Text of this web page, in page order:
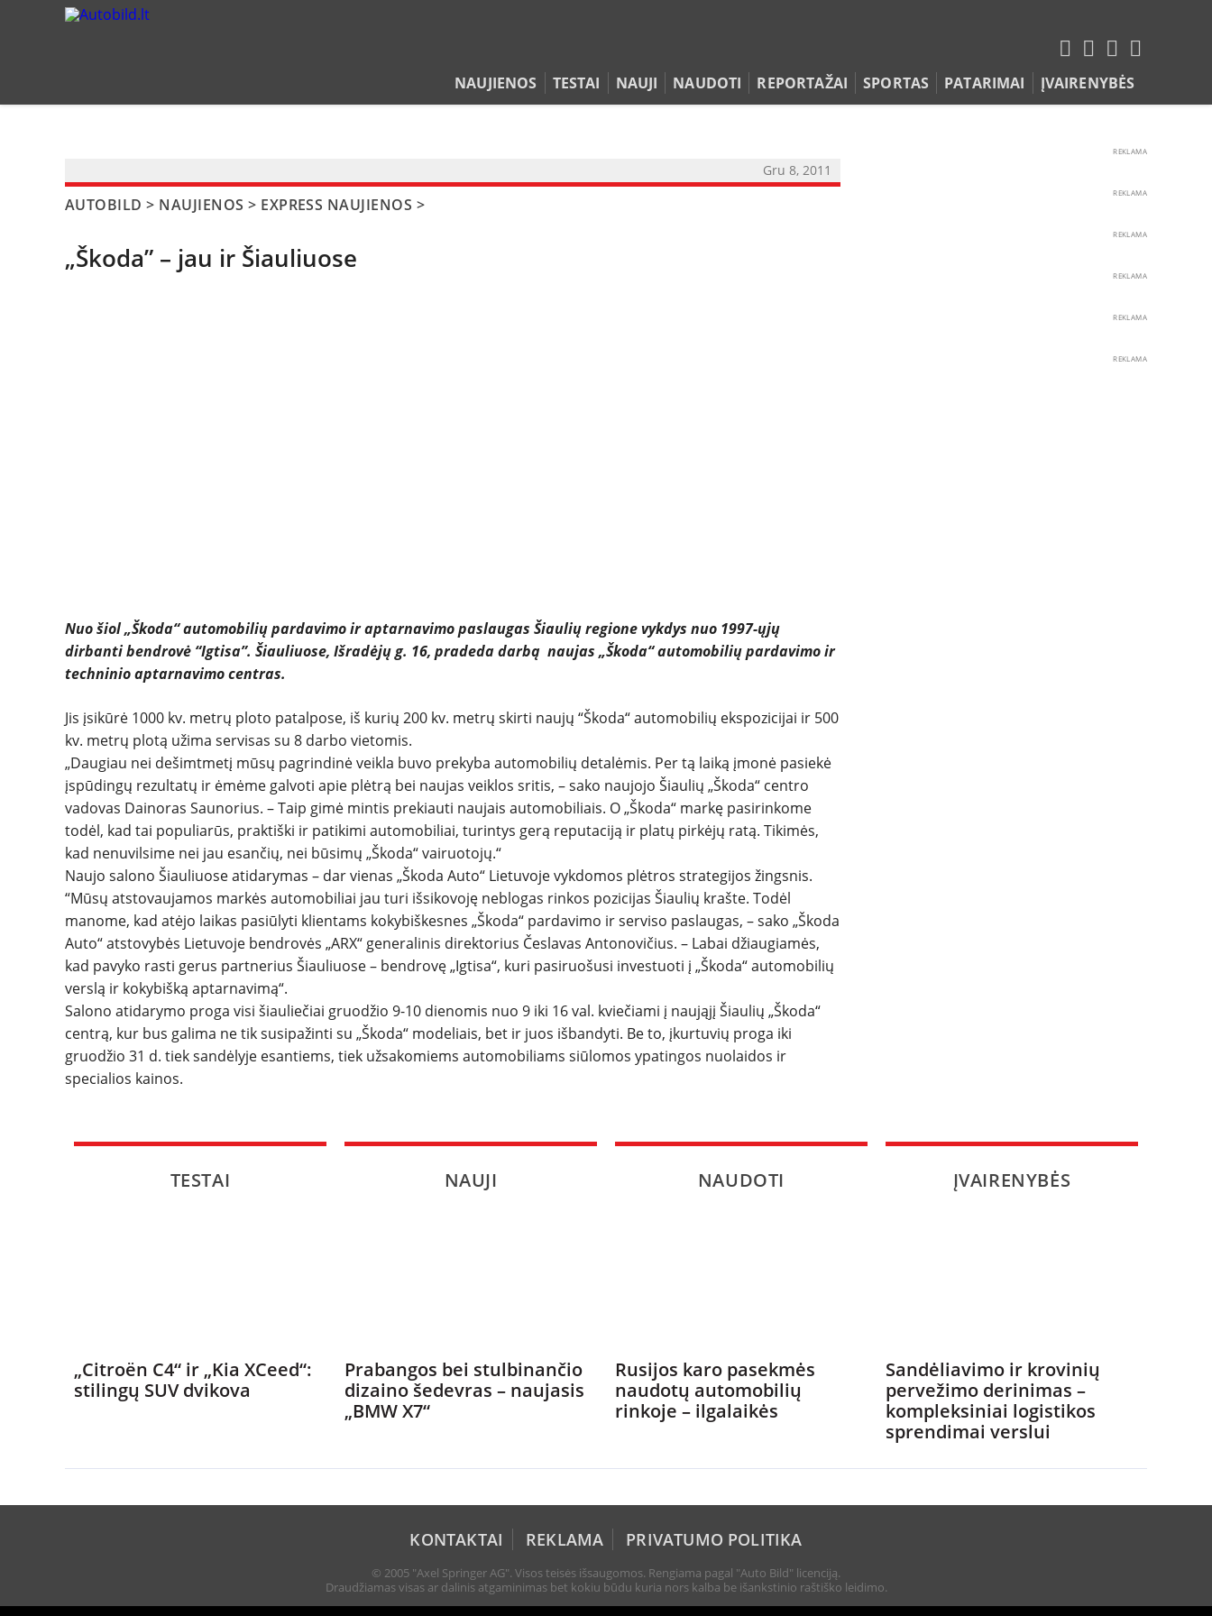
NAUJIENOS TESTAI NAUJI NAUDOTI REPORTAŽAI SPORTAS PATARIMAI ĮVAIRENYBĖS
Gru 8, 2011
AUTOBILD > NAUJIENOS > EXPRESS NAUJIENOS >
„Škoda” – jau ir Šiauliuose
Nuo šiol „Škoda“ automobilių pardavimo ir aptarnavimo paslaugas Šiaulių regione vykdys nuo 1997-ųjų
dirbanti bendrovė “Igtisa”. Šiauliuose, Išradėjų g. 16, pradeda darbą naujas „Škoda“ automobilių pardavimo ir
techninio aptarnavimo centras.
Jis įsikūrė 1000 kv. metrų ploto patalpose, iš kurių 200 kv. metrų skirti naujų “Škoda“ automobilių ekspozicijai ir 500
kv. metrų plotą užima servisas su 8 darbo vietomis.
„Daugiau nei dešimtmetį mūsų pagrindinė veikla buvo prekyba automobilių detalėmis. Per tą laiką įmonė pasiekė
įspūdingų rezultatų ir ėmėme galvoti apie plėtrą bei naujas veiklos sritis, – sako naujojo Šiaulių „Škoda“ centro
vadovas Dainoras Saunorius. – Taip gimė mintis prekiauti naujais automobiliais. O „Škoda“ markę pasirinkome
todėl, kad tai populiarūs, praktiški ir patikimi automobiliai, turintys gerą reputaciją ir platų pirkėjų ratą. Tikimės,
kad nenuvilsime nei jau esančių, nei būsimų „Škoda“ vairuotojų.“
Naujo salono Šiauliuose atidarymas – dar vienas „Škoda Auto“ Lietuvoje vykdomos plėtros strategijos žingsnis.
“Mūsų atstovaujamos markės automobiliai jau turi išsikovoję neblogas rinkos pozicijas Šiaulių krašte. Todėl
manome, kad atėjo laikas pasiūlyti klientams kokybiškesnes „Škoda“ pardavimo ir serviso paslaugas, – sako „Škoda
Auto“ atstovybės Lietuvoje bendrovės „ARX“ generalinis direktorius Česlavas Antonovičius. – Labai džiaugiamės,
kad pavyko rasti gerus partnerius Šiauliuose – bendrovę „Igtisa“, kuri pasiruošusi investuoti į „Škoda“ automobilių
verslą ir kokybišką aptarnavimą“.
Salono atidarymo proga visi šiauliečiai gruodžio 9-10 dienomis nuo 9 iki 16 val. kviečiami į naująjį Šiaulių „Škoda“
centrą, kur bus galima ne tik susipažinti su „Škoda“ modeliais, bet ir juos išbandyti. Be to, įkurtuvių proga iki
gruodžio 31 d. tiek sandėlyje esantiems, tiek užsakomiems automobiliams siūlomos ypatingos nuolaidos ir
specialios kainos.
REKLAMA
REKLAMA
REKLAMA
REKLAMA
REKLAMA
REKLAMA
TESTAI
„Citroën C4“ ir „Kia XCeed“:
stilingų SUV dvikova
NAUJI
Prabangos bei stulbinančio
dizaino šedevras – naujasis
„BMW X7“
NAUDOTI
Rusijos karo pasekmės
naudotų automobilių
rinkoje – ilgalaikės
ĮVAIRENYBĖS
Sandėliavimo ir krovinių
pervežimo derinimas –
kompleksiniai logistikos
sprendimai verslui
KONTAKTAI REKLAMA PRIVATUMO POLITIKA
© 2005 "Axel Springer AG". Visos teisės išsaugomos. Rengiama pagal "Auto Bild" licenciją.
Draudžiamas visas ar dalinis atgaminimas bet kokiu būdu kuria nors kalba be išankstinio raštiško leidimo.